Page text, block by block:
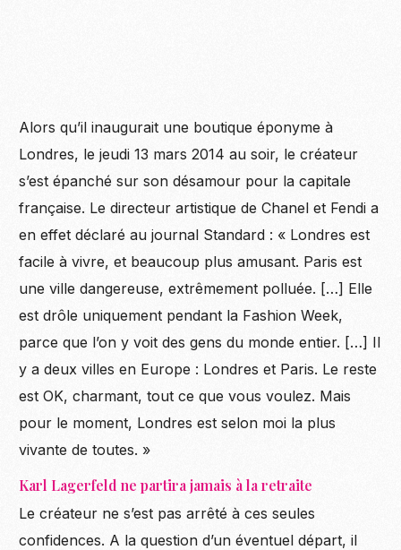
Alors qu’il inaugurait une boutique éponyme à
Londres, le jeudi 13 mars 2014 au soir, le créateur
s’est épanché sur son désamour pour la capitale
française. Le directeur artistique de Chanel et Fendi a
en effet déclaré au journal Standard : « Londres est
facile à vivre, et beaucoup plus amusant. Paris est
une ville dangereuse, extrêmement polluée. […] Elle
est drôle uniquement pendant la Fashion Week,
parce que l’on y voit des gens du monde entier. […] Il
y a deux villes en Europe : Londres et Paris. Le reste
est OK, charmant, tout ce que vous voulez. Mais
pour le moment, Londres est selon moi la plus
vivante de toutes. »
Karl Lagerfeld ne partira jamais à la retraite
Le créateur ne s’est pas arrêté à ces seules
confidences. A la question d’un éventuel départ, il